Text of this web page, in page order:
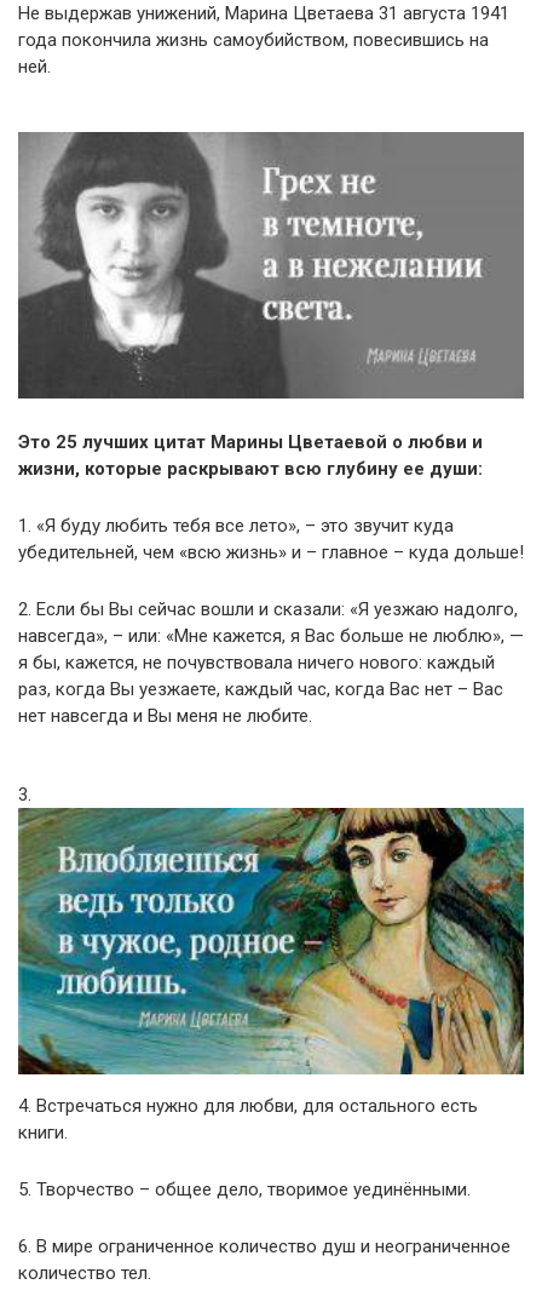
Не выдержав унижений, Марина Цветаева 31 августа 1941
года покончила жизнь самоубийством, повесившись на
ней.
Это 25 лучших цитат Марины Цветаевой о любви и
жизни, которые раскрывают всю глубину ее души:
1. «Я буду любить тебя все лето», – это звучит куда
убедительней, чем «всю жизнь» и – главное – куда дольше!
2. Если бы Вы сейчас вошли и сказали: «Я уезжаю надолго,
навсегда», – или: «Мне кажется, я Вас больше не люблю», —
я бы, кажется, не почувствовала ничего нового: каждый
раз, когда Вы уезжаете, каждый час, когда Вас нет – Вас
нет навсегда и Вы меня не любите.
3.
4. Встречаться нужно для любви, для остального есть
книги.
5. Творчество – общее дело, творимое уединёнными.
6. В мире ограниченное количество душ и неограниченное
количество тел.